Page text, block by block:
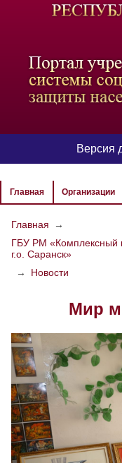
Версия
Главная Организации
Главная
→
ГБУ РМ «Комплексный
г.о. Саранск»
→
Новости
Мир